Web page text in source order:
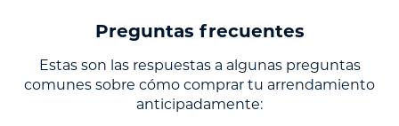
Preguntas frecuentes
Estas son las respuestas a algunas preguntas
comunes sobre cómo comprar tu arrendamiento
anticipadamente: